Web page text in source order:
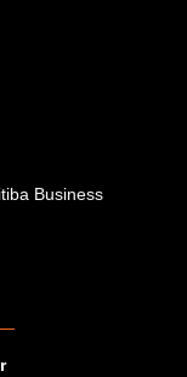
Business